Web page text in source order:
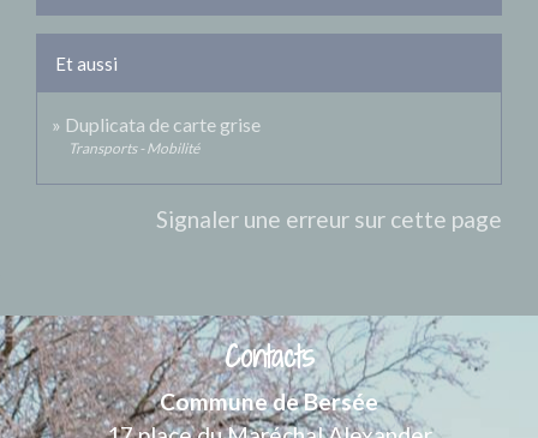
Et aussi
Duplicata de carte grise
Transports - Mobilité
Signaler une erreur sur cette page
Contacts
Commune de Bersée